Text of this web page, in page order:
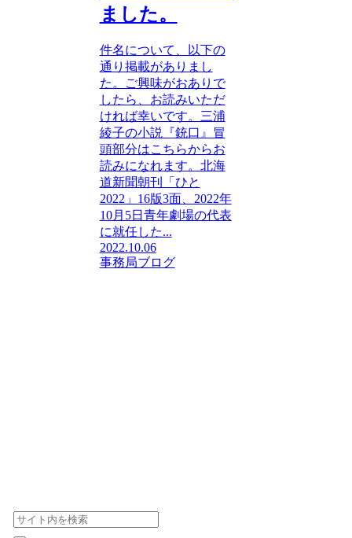
ました。
件名について、以下の
通り掲載がありまし
た。ご興味がおありで
したら、お読みいただ
ければ幸いです。三浦
綾子の小説『銃口』冒
頭部分はこちらからお
読みになれます。北海
道新聞朝刊「ひと
2022」16版3面、2022年
10月5日青年劇場の代表
に就任した...
2022.10.06
事務局ブログ